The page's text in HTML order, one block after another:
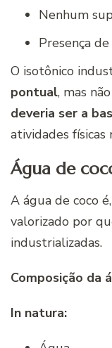
Nenhum
Presença
O isotônico
pontual, mas
deveria ser a
atividades físicas
Água de
A água de coco
valorizado por
industrializadas.
Composição da
In natura: